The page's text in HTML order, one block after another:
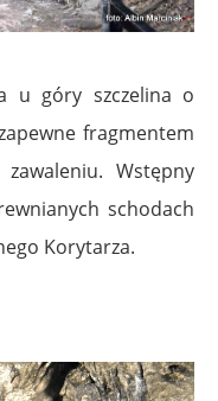
u góry szczelina o
fragmentem
Wstępny
schodach
Korytarza.